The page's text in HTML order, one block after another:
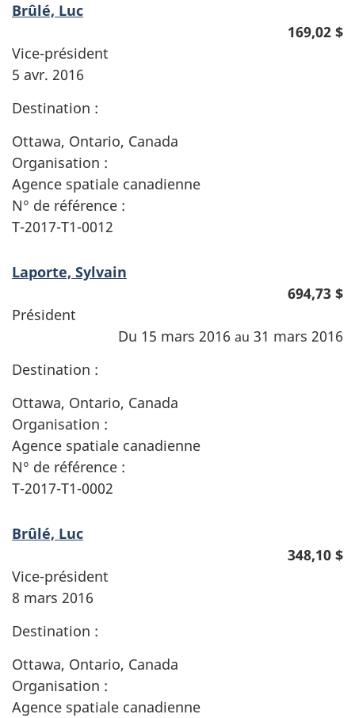
Brûlé, Luc
169,02 $
Vice-président
5 avr. 2016
Destination :
Ottawa, Ontario, Canada
Organisation :
Agence spatiale canadienne
N° de référence :
T-2017-T1-0012
Laporte, Sylvain
694,73 $
Président
Du 15 mars 2016 au 31 mars 2016
Destination :
Ottawa, Ontario, Canada
Organisation :
Agence spatiale canadienne
N° de référence :
T-2017-T1-0002
Brûlé, Luc
348,10 $
Vice-président
8 mars 2016
Destination :
Ottawa, Ontario, Canada
Organisation :
Agence spatiale canadienne